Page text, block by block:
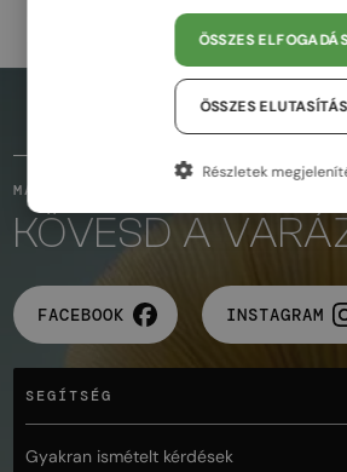
AZ OLDAL
MARADJUNK KAPCSOLATBAN
KÖVESD A
FACEBOOK INSTAGRAM
SEGÍTSÉG
Gyakran ismételt kérdések
ÖSSZES
ÖSSZES
Részletek